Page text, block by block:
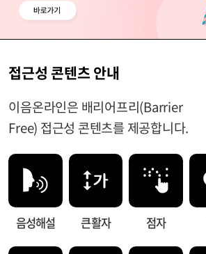
접근성 콘텐츠 안내
이음온라인은 배리어프리(Barrier
Free) 접근성 콘텐츠를 제공합니다.
음성해설 큰 활자 점자